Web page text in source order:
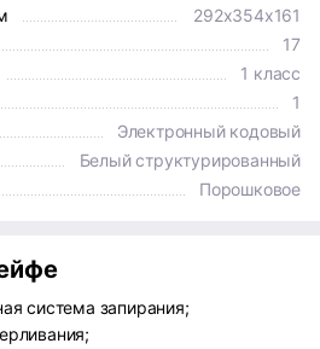
292x354x161
17
1 класс
1
Электронный кодовый
Белый структурированный
Порошковое
система запирания;